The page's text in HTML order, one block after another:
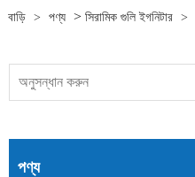
বাড়ি > পণ্য > সিরামিক গুলি ইগনিটার >
পণ্য